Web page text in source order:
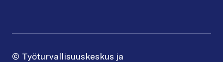
© Työturvallisuuskeskus ja